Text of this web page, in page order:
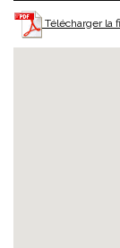
Télécharger la